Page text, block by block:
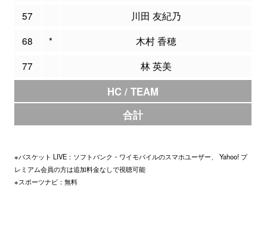
57
川田 友紀乃
68
* 木村 香穂
77
林 英美
HC / TEAM
合計
※バスケット LIVE：ソフトバンク・ワイモバイルのスマホユーザー、 Yahoo! プ
レミアム会員の方は追加料金なしで視聴可能
※スポーツナビ：無料